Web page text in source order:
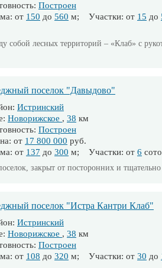
Построен
от 150 до 560 м; Участки: от 15 до
собой лесных территорий – «Клаб» с
поселок "Давыдово"
Истринский
Новорижское , 38 км
Построен
от 17 800 000 руб.
от 137 до 300 м; Участки: от 6
закрыт от посторонних и
поселок "Истра Кантри Клаб"
Истринский
Новорижское , 38 км
Построен
от 108 до 320 м; Участки: от 30 до